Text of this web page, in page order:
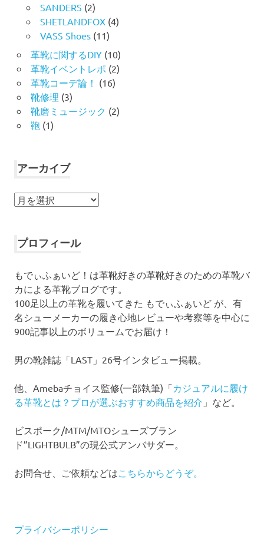
SANDERS (2)
SHETLANDFOX(4)
VASS Shoes(11)
革靴に関するDIY(10)
革靴イベントレポ (2)
革靴コーデ論！ (16)
靴修理 (3)
靴磨ミュージック (2)
鞄 (1)
アーカイブ
ア
イ
プロフィール
もでぃふぁいど！は革靴好きの革靴好きのための革靴バ
カによる革靴ブログです。
100足以上の革靴を履いてきた もでぃふぁいど が、有
名シューメーカーの履き心地レビューや考察等を中心に
900記事以上のボリュームでお届け！
男の靴雑誌「LAST」26号インタビュー掲載。
他、Amebaチョイス監修(一部執筆)「カジュアルに履け
る革靴とは？プロが選ぶおすすめ商品を紹介 」など。
ビスポーク/MTM/MTOシューズブラン
ド”LIGHTBULB”の現公式アンバサダー。
お問合せ、ご依頼などは こちらからどうぞ。
プライバシーポリシー